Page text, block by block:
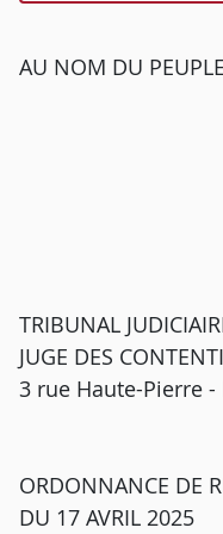
AU NOM DU
TRIBUNAL
JUGE DES
3 rue Haute-Pierre -
ORDONNANCE DE
DU 17 AVRIL 2025